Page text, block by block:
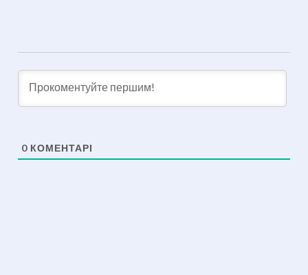
0 КОМЕНТАРІ